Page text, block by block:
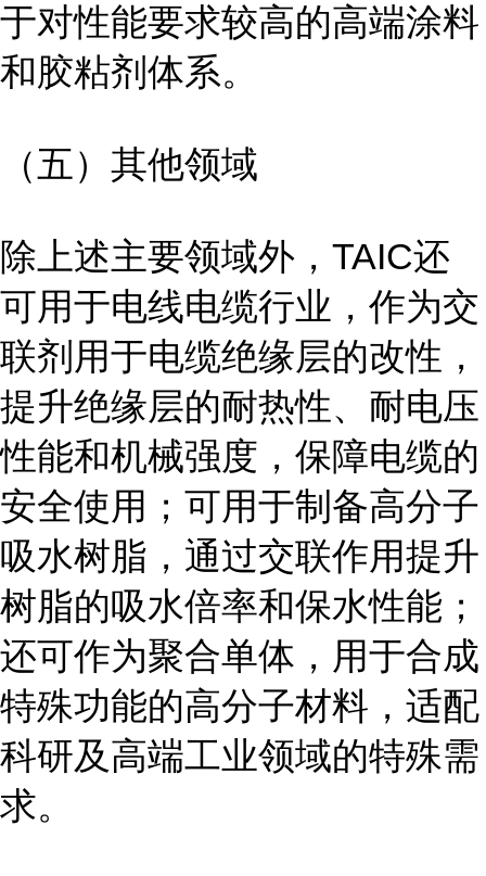
于对性能要求较高的高端涂料
和胶粘剂体系。
（五）其他领域
除上述主要领域外，TAIC还
可用于电线电缆行业，作为交
联剂用于电缆绝缘层的改性，
提升绝缘层的耐热性、耐电压
性能和机械强度，保障电缆的
安全使用；可用于制备高分子
吸水树脂，通过交联作用提升
树脂的吸水倍率和保水性能；
还可作为聚合单体，用于合成
特殊功能的高分子材料，适配
科研及高端工业领域的特殊需
求。